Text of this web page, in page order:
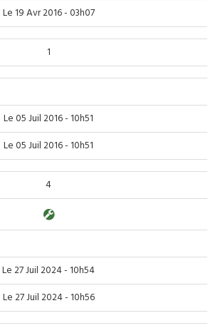
Le 19 Avr 2016 - 03h07
1
Le 05 Juil 2016 - 10h51
Le 05 Juil 2016 - 10h51
4
Le 27 Juil 2024 - 10h54
Le 27 Juil 2024 - 10h56